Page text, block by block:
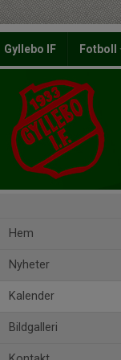
Gyllebo IF Fotboll
Hem
Nyheter
Kalender
Bildgalleri